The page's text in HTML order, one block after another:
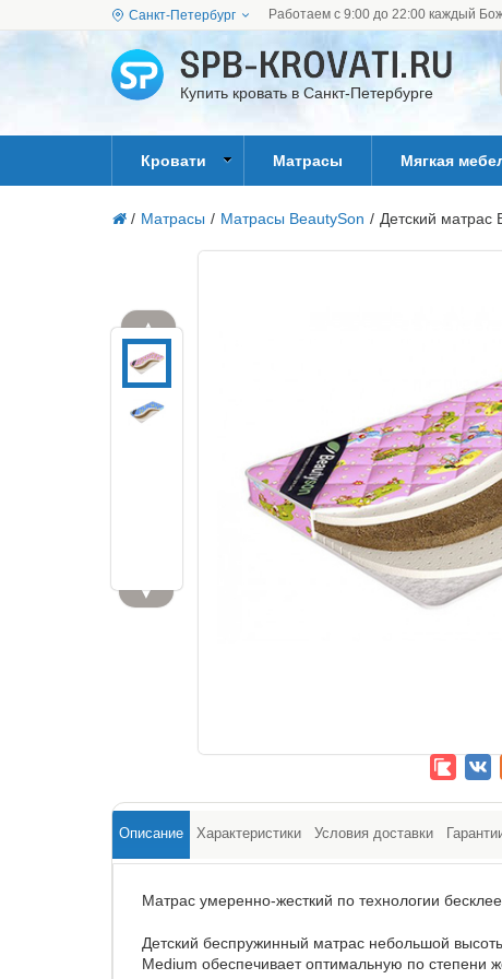
Санкт-Петербург Работаем с 9:00 до 22:00 каждый
Купить кровать в Санкт-Петербурге
Кровати Матрасы Мягкая
/ Матрасы / Матрасы BeautySon / Детский матрас
▲
▼
Описание Характеристики Условия доставки
Матрас умеренно-жесткий по технологии
Детский беспружинный матрас небольшой
Medium обеспечивает оптимальную по степени